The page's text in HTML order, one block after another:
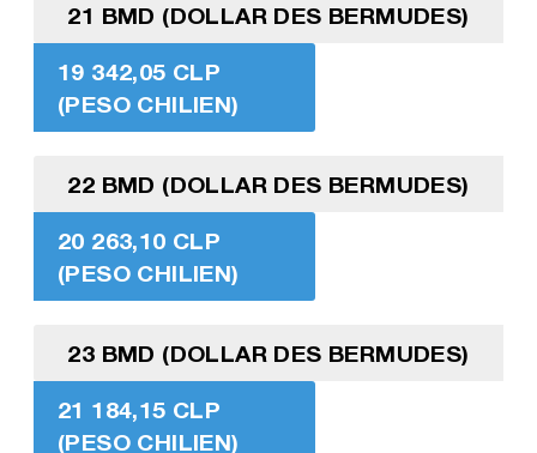
21 BMD (DOLLAR DES BERMUDES)
19 342,05 CLP
(PESO CHILIEN)
22 BMD (DOLLAR DES BERMUDES)
20 263,10 CLP
(PESO CHILIEN)
23 BMD (DOLLAR DES BERMUDES)
21 184,15 CLP
(PESO CHILIEN)